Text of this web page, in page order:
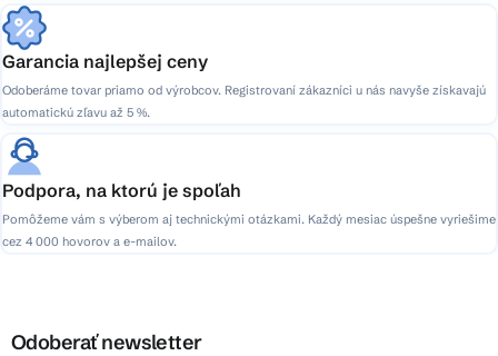
Garancia najlepšej ceny
Odoberáme tovar priamo od výrobcov. Registrovaní zákazníci u nás navyše získavajú
automatickú zľavu až 5 %.
Podpora, na ktorú je spoľah
Pomôžeme vám s výberom aj technickými otázkami. Každý mesiac úspešne vyriešime
cez 4 000 hovorov a e-mailov.
Odoberať newsletter